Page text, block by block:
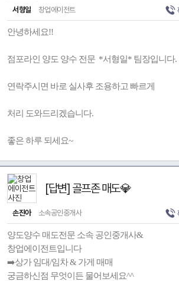
서형일 창업에이전트
안녕하세요!!
점포라인 양도 양수 전문 *서형일* 팀장입니다.
연락주시면 바로 실사후 조용하고 빠르게
처리 도와드리겠습니다.
좋은 하루 되세요~
[답변] 골프존 매도💎
손진아 소속공인중개사
양도양수 매도전문 소속 공인중개사&
창업에이전트입니다
➡️상가 임대/임차 & 가게 매매
궁금하신점 무엇이든 물어보세요^^